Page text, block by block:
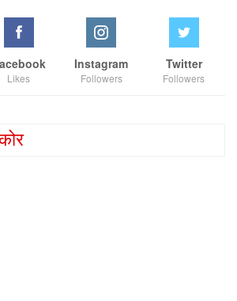
Likes
Instagram
Followers
Twitter
Followers